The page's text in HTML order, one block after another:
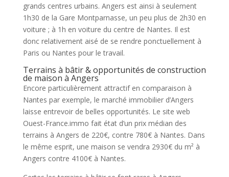
grands centres urbains. Angers est ainsi à seulement
1h30 de la Gare Montparnasse, un peu plus de 2h30 en
voiture ; à 1h en voiture du centre de Nantes. Il est
donc relativement aisé de se rendre ponctuellement à
Paris ou Nantes pour le travail.
Terrains à bâtir & opportunités de construction
de maison à Angers
Encore particulièrement attractif en comparaison à
Nantes par exemple, le marché immobilier d’Angers
laisse entrevoir de belles opportunités. Le site web
Ouest-France.immo fait état d’un prix médian des
terrains à Angers de 220€, contre 780€ à Nantes. Dans
le même esprit, une maison se vendra 2930€ du m² à
Angers contre 4100€ à Nantes.